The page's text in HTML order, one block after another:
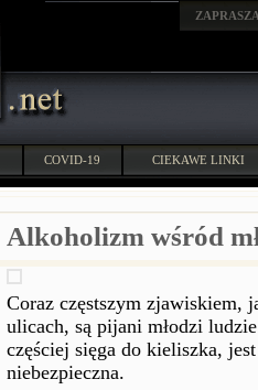
COVID-19 CIEKAWE LINKI
Alkoholizm wśród
Coraz częstszym zjawiskiem,
ulicach, są pijani młodzi
częściej sięga do kieliszka,
niebezpieczna.